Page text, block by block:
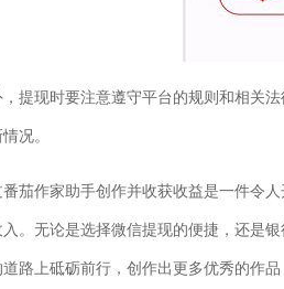
，提现时要注意遵守平台的规则和相关
况。
番茄作家助手创作并收获收益是一件令
。无论是选择微信提现的便捷，还是
路上砥砺前行，创作出更多优秀的作品